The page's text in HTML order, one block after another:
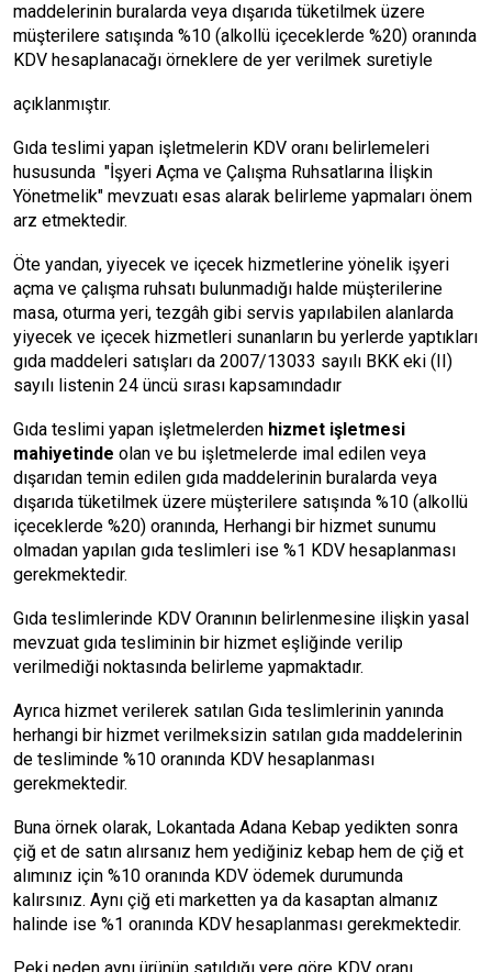
maddelerinin buralarda veya dışarıda tüketilmek üzere
müşterilere satışında %10 (alkollü içeceklerde %20) oranında
KDV hesaplanacağı örneklere de yer verilmek suretiyle
açıklanmıştır.
Gıda teslimi yapan işletmelerin KDV oranı belirlemeleri
hususunda "İşyeri Açma ve Çalışma Ruhsatlarına İlişkin
Yönetmelik" mevzuatı esas alarak belirleme yapmaları önem
arz etmektedir.
Öte yandan, yiyecek ve içecek hizmetlerine yönelik işyeri
açma ve çalışma ruhsatı bulunmadığı halde müşterilerine
masa, oturma yeri, tezgâh gibi servis yapılabilen alanlarda
yiyecek ve içecek hizmetleri sunanların bu yerlerde yaptıkları
gıda maddeleri satışları da 2007/13033 sayılı BKK eki (II)
sayılı listenin 24 üncü sırası kapsamındadır
Gıda teslimi yapan işletmelerden hizmet işletmesi
mahiyetinde olan ve bu işletmelerde imal edilen veya
dışarıdan temin edilen gıda maddelerinin buralarda veya
dışarıda tüketilmek üzere müşterilere satışında %10 (alkollü
içeceklerde %20) oranında, Herhangi bir hizmet sunumu
olmadan yapılan gıda teslimleri ise %1 KDV hesaplanması
gerekmektedir.
Gıda teslimlerinde KDV Oranının belirlenmesine ilişkin yasal
mevzuat gıda tesliminin bir hizmet eşliğinde verilip
verilmediği noktasında belirleme yapmaktadır.
Ayrıca hizmet verilerek satılan Gıda teslimlerinin yanında
herhangi bir hizmet verilmeksizin satılan gıda maddelerinin
de tesliminde %10 oranında KDV hesaplanması
gerekmektedir.
Buna örnek olarak, Lokantada Adana Kebap yedikten sonra
çiğ et de satın alırsanız hem yediğiniz kebap hem de çiğ et
alımınız için %10 oranında KDV ödemek durumunda
kalırsınız. Aynı çiğ eti marketten ya da kasaptan almanız
halinde ise %1 oranında KDV hesaplanması gerekmektedir.